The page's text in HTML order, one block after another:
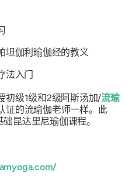
坦伽利瑜伽经的教义
法入门
初级1级和2级阿斯汤加/流瑜
证的流瑜伽老师一样。此
昆达里尼瑜伽课程。